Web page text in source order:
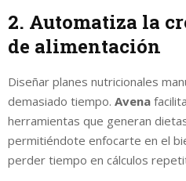
2. Automatiza la
de alimentación
Diseñar planes nutricionales
demasiado tiempo. Avena
herramientas que generan
permitiéndote enfocarte en el
perder tiempo en cálculos